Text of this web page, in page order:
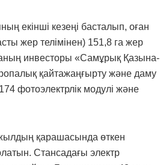
екінші кезеңі басталып, оған
жер телімінен) 151,8 га жер
инвесторы «Самұрық Қазына-
қайтажаңғырту және даму
фотоэлектрлік модулі және
қарашасында өткен
Стансадағы электр